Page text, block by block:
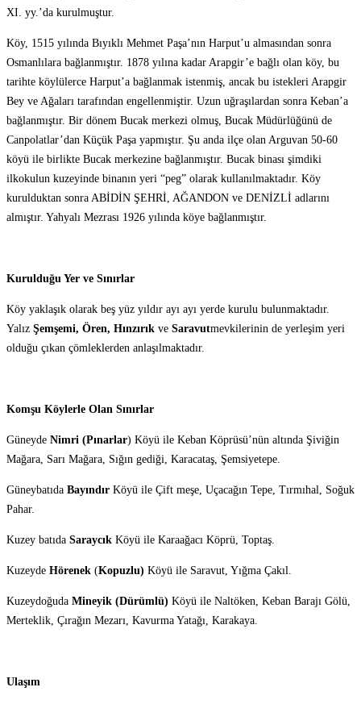
XI. yy.’da kurulmuştur.
Köy, 1515 yılında Bıyıklı Mehmet Paşa’nın Harput’u almasından sonra
Osmanlılara bağlanmıştır. 1878 yılına kadar Arapgir’e bağlı olan köy, bu
tarihte köylülerce Harput’a bağlanmak istenmiş, ancak bu istekleri Arapgir
Bey ve Ağaları tarafından engellenmiştir. Uzun uğraşılardan sonra Keban’a
bağlanmıştır. Bir dönem Bucak merkezi olmuş, Bucak Müdürlüğünü de
Canpolatlar’dan Küçük Paşa yapmıştır. Şu anda ilçe olan Arguvan 50-60
köyü ile birlikte Bucak merkezine bağlanmıştır. Bucak binası şimdiki
ilkokulun kuzeyinde binanın yeri “peg” olarak kullanılmaktadır. Köy
kurulduktan sonra ABİDİN ŞEHRİ, AĞANDON ve DENİZLİ adlarını
almıştır. Yahyalı Mezrası 1926 yılında köye bağlanmıştır.
Kurulduğu Yer ve Sınırlar
Köy yaklaşık olarak beş yüz yıldır ayı ayı yerde kurulu bulunmaktadır.
Yalız Şemşemi, Ören, Hınzırık ve Saravutmevkilerinin de yerleşim yeri
olduğu çıkan çömleklerden anlaşılmaktadır.
Komşu Köylerle Olan Sınırlar
Güneyde Nimri (Pınarlar) Köyü ile Keban Köprüsü’nün altında Şiviğin
Mağara, Sarı Mağara, Sığın gediği, Karacataş, Şemsiyetepe.
Güneybatıda Bayındır Köyü ile Çift meşe, Uçacağın Tepe, Tırmıhal, Soğuk
Pahar.
Kuzey batıda Saraycık Köyü ile Karaağacı Köprü, Toptaş.
Kuzeyde Hörenek (Kopuzlu) Köyü ile Saravut, Yığma Çakıl.
Kuzeydoğuda Mineyik (Dürümlü) Köyü ile Naltöken, Keban Barajı Gölü,
Merteklik, Çırağın Mezarı, Kavurma Yatağı, Karakaya.
Ulaşım